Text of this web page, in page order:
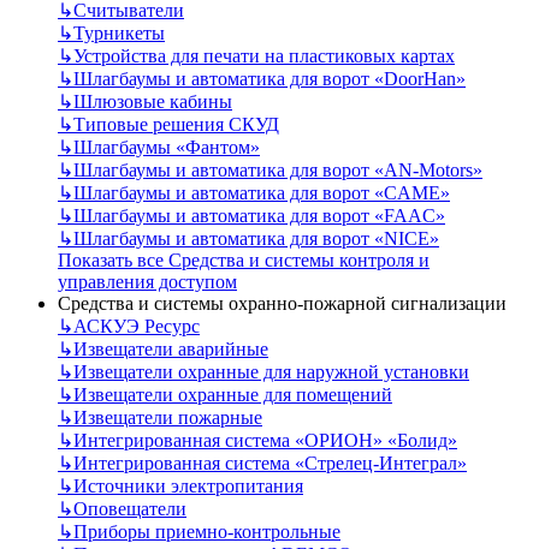
↳Считыватели
↳Турникеты
↳Устройства для печати на пластиковых картах
↳Шлагбаумы и автоматика для ворот «DoorHan»
↳Шлюзовые кабины
↳Типовые решения СКУД
↳Шлагбаумы «Фантом»
↳Шлагбаумы и автоматика для ворот «AN-Motors»
↳Шлагбаумы и автоматика для ворот «CAME»
↳Шлагбаумы и автоматика для ворот «FAAC»
↳Шлагбаумы и автоматика для ворот «NICE»
Показать все Средства и системы контроля и
управления доступом
Средства и системы охранно-пожарной сигнализации
↳АСКУЭ Ресурс
↳Извещатели аварийные
↳Извещатели охранные для наружной установки
↳Извещатели охранные для помещений
↳Извещатели пожарные
↳Интегрированная система «ОРИОН» «Болид»
↳Интегрированная система «Стрелец-Интеграл»
↳Источники электропитания
↳Оповещатели
↳Приборы приемно-контрольные